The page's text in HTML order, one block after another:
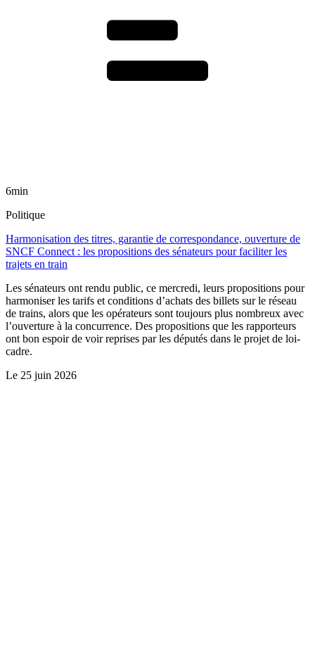
6min
Politique
Harmonisation des titres, garantie de correspondance, ouverture de
SNCF Connect : les propositions des sénateurs pour faciliter les
trajets en train
Les sénateurs ont rendu public, ce mercredi, leurs propositions pour
harmoniser les tarifs et conditions d’achats des billets sur le réseau
de trains, alors que les opérateurs sont toujours plus nombreux avec
l’ouverture à la concurrence. Des propositions que les rapporteurs
ont bon espoir de voir reprises par les députés dans le projet de loi-
cadre.
Le 25 juin 2026